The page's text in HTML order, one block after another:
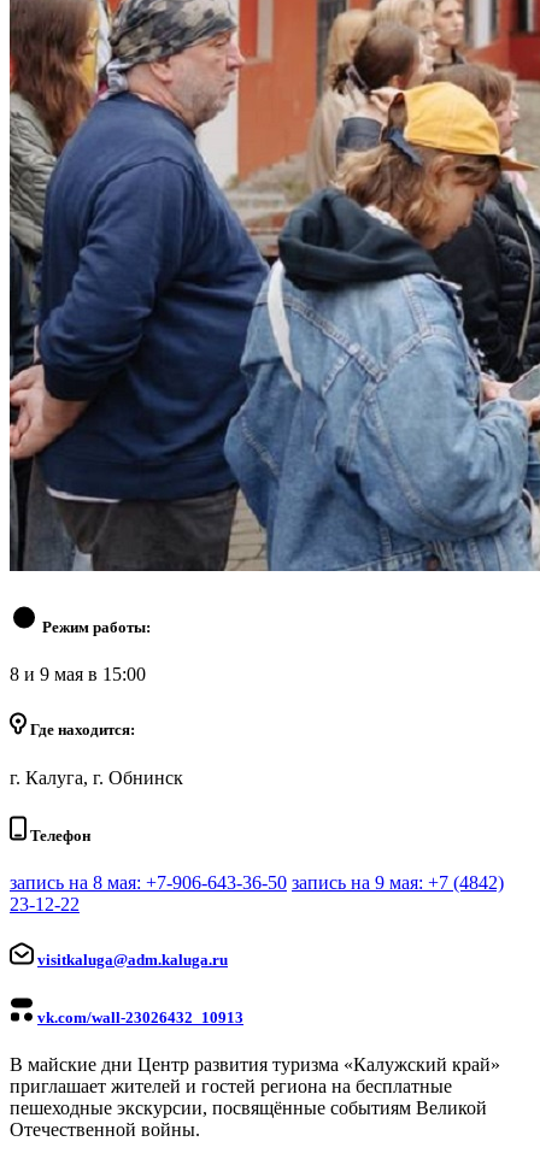
Режим работы:
8 и 9 мая в 15:00
Где находится:
г. Калуга, г. Обнинск
Телефон
запись на 8 мая: +7-906-643-36-50 запись на 9 мая: +7 (4842)
23-12-22
visitkaluga@adm.kaluga.ru
vk.com/wall-23026432_10913
В майские дни Центр развития туризма «Калужский край»
приглашает жителей и гостей региона на бесплатные
пешеходные экскурсии, посвящённые событиям Великой
Отечественной войны.